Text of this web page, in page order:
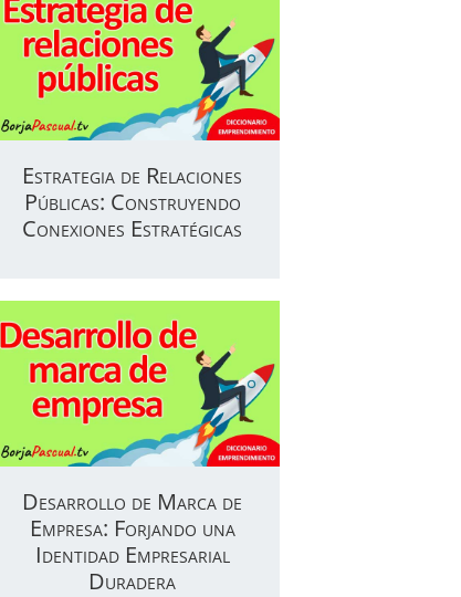
Estrategia de Relaciones
Públicas: Construyendo
Conexiones Estratégicas
Desarrollo de Marca de
Empresa: Forjando una
Identidad Empresarial
Duradera